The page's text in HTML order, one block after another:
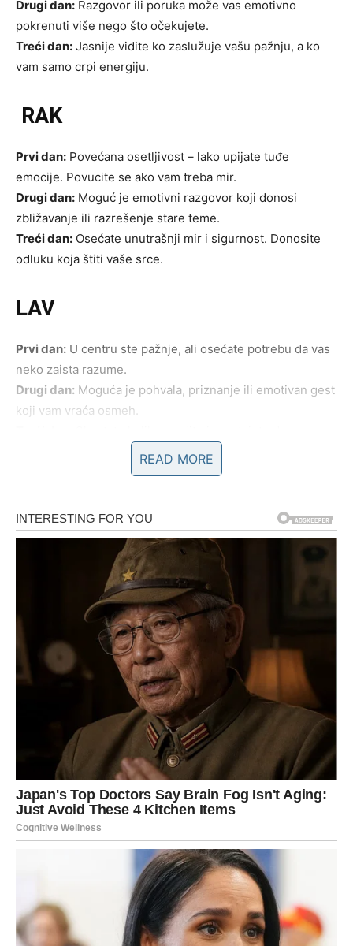
Drugi dan: Razgovor ili poruka može vas emotivno
pokrenuti više nego što očekujete.
Treći dan: Jasnije vidite ko zaslužuje vašu pažnju, a ko
vam samo crpi energiju.
RAK
Prvi dan: Povećana osetljivost – lako upijate tuđe
emocije. Povucite se ako vam treba mir.
Drugi dan: Moguć je emotivni razgovor koji donosi
zbližavanje ili razrešenje stare teme.
Treći dan: Osećate unutrašnji mir i sigurnost. Donosite
odluku koja štiti vaše srce.
LAV
Prvi dan: U centru ste pažnje, ali osećate potrebu da vas
neko zaista razume.
Drugi dan: Moguća je pohvala, priznanje ili emotivan gest
koji vam vraća osmeh.
dokazujete onima koji to ne vide.
Prvi dan:Bavite se detaljima i obavezama koje ste
Emotivna dilema traži iskren razgovor. Ne
analizirajte previše – slušajte osećaj.
Dolazi jasnoća. Znate šta želite i kako da to
ostvarite.
Osećate unutrašnji konflikt između svojih želja i
očekivanja drugih.
Drugi dan: Razgovor donosi ravnotežu i pomaže vam da
se izborite za sebe.
Treći dan:Mirniji ste i sigurniji u odluke koje donosite.
Prvi dan:Intuicija vam je jaka, ali emocije duboke. Ne
donosite nagle zaključke.
READ MORE